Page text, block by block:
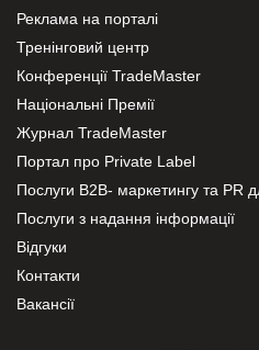
Реклама на порталі
Тренінговий центр
Конференції TradeMaster
Національні Премії
Журнал TradeMaster
Портал про Private Label
Послуги В2В- маркетингу та PR
Послуги з надання інформації
Відгуки
Контакти
Вакансії